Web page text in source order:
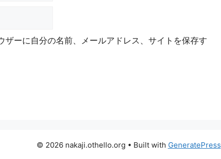
ザーに自分の名前、メールアドレス、サイトを保存す
© 2026 nakaji.othello.org • Built with GeneratePress